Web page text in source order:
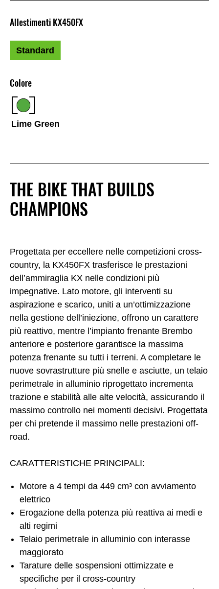
THE BIKE THAT BUILDS
CHAMPIONS
Progettata per eccellere nelle competizioni cross-
country, la KX450FX trasferisce le prestazioni
dell’ammiraglia KX nelle condizioni più
impegnative. Lato motore, gli interventi su
aspirazione e scarico, uniti a un’ottimizzazione
nella gestione dell’iniezione, offrono un carattere
più reattivo, mentre l’impianto frenante Brembo
anteriore e posteriore garantisce la massima
potenza frenante su tutti i terreni. A completare le
nuove sovrastrutture più snelle e asciutte, un telaio
perimetrale in alluminio riprogettato incrementa
trazione e stabilità alle alte velocità, assicurando il
massimo controllo nei momenti decisivi. Progettata
per chi pretende il massimo nelle prestazioni off-
road.
CARATTERISTICHE PRINCIPALI:
Motore a 4 tempi da 449 cm³ con avviamento
elettrico
Erogazione della potenza più reattiva ai medi e
alti regimi
Telaio perimetrale in alluminio con interasse
maggiorato
Tarature delle sospensioni ottimizzate e
specifiche per il cross-country
Colore
Lime Green
Allestimenti KX450FX
Standard